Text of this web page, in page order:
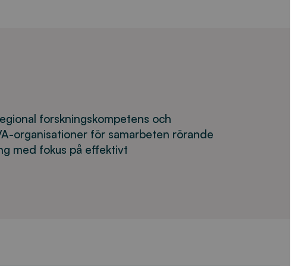
forskningskompetens och
organisationer för samarbeten rörande
med fokus på effektivt